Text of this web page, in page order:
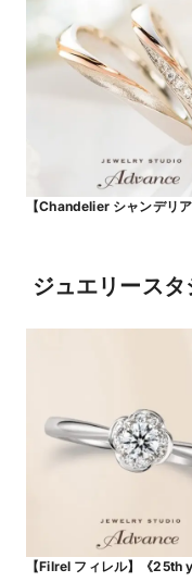
【Chandelier シャンデリ
ジュエリース
【Filrel フィレル】《25th